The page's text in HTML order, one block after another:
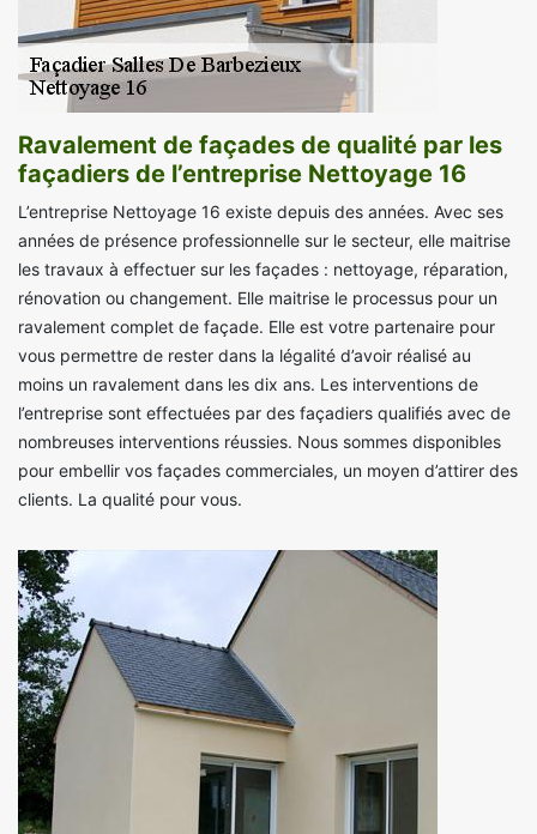
Ravalement de façades de qualité par les
façadiers de l’entreprise Nettoyage 16
L’entreprise Nettoyage 16 existe depuis des années. Avec ses
années de présence professionnelle sur le secteur, elle maitrise
les travaux à effectuer sur les façades : nettoyage, réparation,
rénovation ou changement. Elle maitrise le processus pour un
ravalement complet de façade. Elle est votre partenaire pour
vous permettre de rester dans la légalité d’avoir réalisé au
moins un ravalement dans les dix ans. Les interventions de
l’entreprise sont effectuées par des façadiers qualifiés avec de
nombreuses interventions réussies. Nous sommes disponibles
pour embellir vos façades commerciales, un moyen d’attirer des
clients. La qualité pour vous.